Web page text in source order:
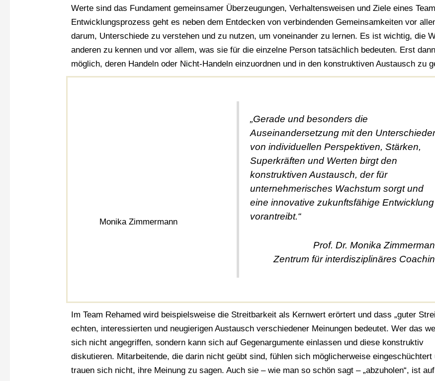
Werte sind das Fundament gemeinsamer Überzeugungen, Verhaltensweisen und Ziele eines
Entwicklungsprozess geht es neben dem Entdecken von verbindenden Gemeinsamkeiten vor
darum, Unterschiede zu verstehen und zu nutzen, um voneinander zu lernen. Es ist wichtig, die
anderen zu kennen und vor allem, was sie für die einzelne Person tatsächlich bedeuten. Erst
möglich, deren Handeln oder Nicht-Handeln einzuordnen und in den konstruktiven Austausch zu
Monika Zimmermann
„Gerade und besonders die
Auseinandersetzung mit den
von individuellen Perspektiven, Stärken,
Superkräften und Werten birgt den
konstruktiven Austausch, der für
unternehmerisches Wachstum sorgt und
eine innovative zukunftsfähige Entwicklung
vorantreibt.“
Prof. Dr. Monika
Zentrum für interdisziplinäres
Im Team Rehamed wird beispielsweise die Streitbarkeit als Kernwert erörtert und dass „guter
echten, interessierten und neugierigen Austausch verschiedener Meinungen bedeutet. Wer das
sich nicht angegriffen, sondern kann sich auf Gegenargumente einlassen und diese konstruktiv
diskutieren. Mitarbeitende, die darin nicht geübt sind, fühlen sich möglicherweise eingeschüchtert
trauen sich nicht, ihre Meinung zu sagen. Auch sie – wie man so schön sagt – „abzuholen“, ist auf